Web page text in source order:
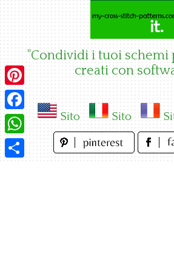
"Condividi i tuoi schemi
creati con
Sito Sito
Pinterest
Facebook
WhatsApp